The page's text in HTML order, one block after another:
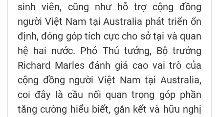
sinh viên, cũng như hỗ trợ cộng đồng
người Việt Nam tại Australia phát triển ổn
định, đóng góp tích cực cho sở tại và quan
hệ hai nước. Phó Thủ tướng, Bộ trưởng
Richard Marles đánh giá cao vai trò của
cộng đồng người Việt Nam tại Australia,
coi đây là cầu nối quan trọng góp phần
tăng cường hiểu biết, gắn kết và hữu nghị